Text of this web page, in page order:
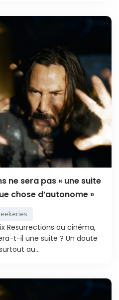
ne sera pas « une suite
chose d’autonome »
Resurrections au cinéma,
t-il une suite ? Un doute
au...